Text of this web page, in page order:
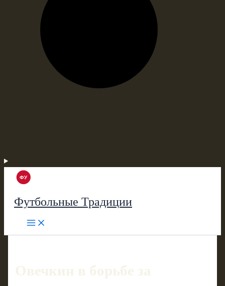
Футбольные Традиции
Овечкин в борьбе за